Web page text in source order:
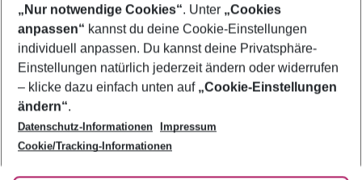
Footer
Footer navigation
Über uns
AGB
Bestpreisgarantie
Cookie-Einstellungen ändern
Cookie-Richtlinie
Agenturbetreuung
Barrierefreies Reisen
Folge uns
„Nur notwendige Cookies“. Unter „Cookies
anpassen“ kannst du deine Cookie-Einstellungen
individuell anpassen. Du kannst deine Privatsphäre-
Einstellungen natürlich jederzeit ändern oder widerrufen
– klicke dazu einfach unten auf „Cookie-Einstellungen
ändern“.
Datenschutz-Informationen
Impressum
Cookie/Tracking-Informationen